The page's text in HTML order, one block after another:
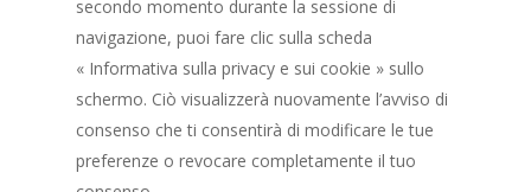
secondo momento durante la sessione di
navigazione, puoi fare clic sulla scheda
« Informativa sulla privacy e sui cookie » sullo
schermo. Ciò visualizzerà nuovamente l’avviso di
consenso che ti consentirà di modificare le tue
preferenze o revocare completamente il tuo